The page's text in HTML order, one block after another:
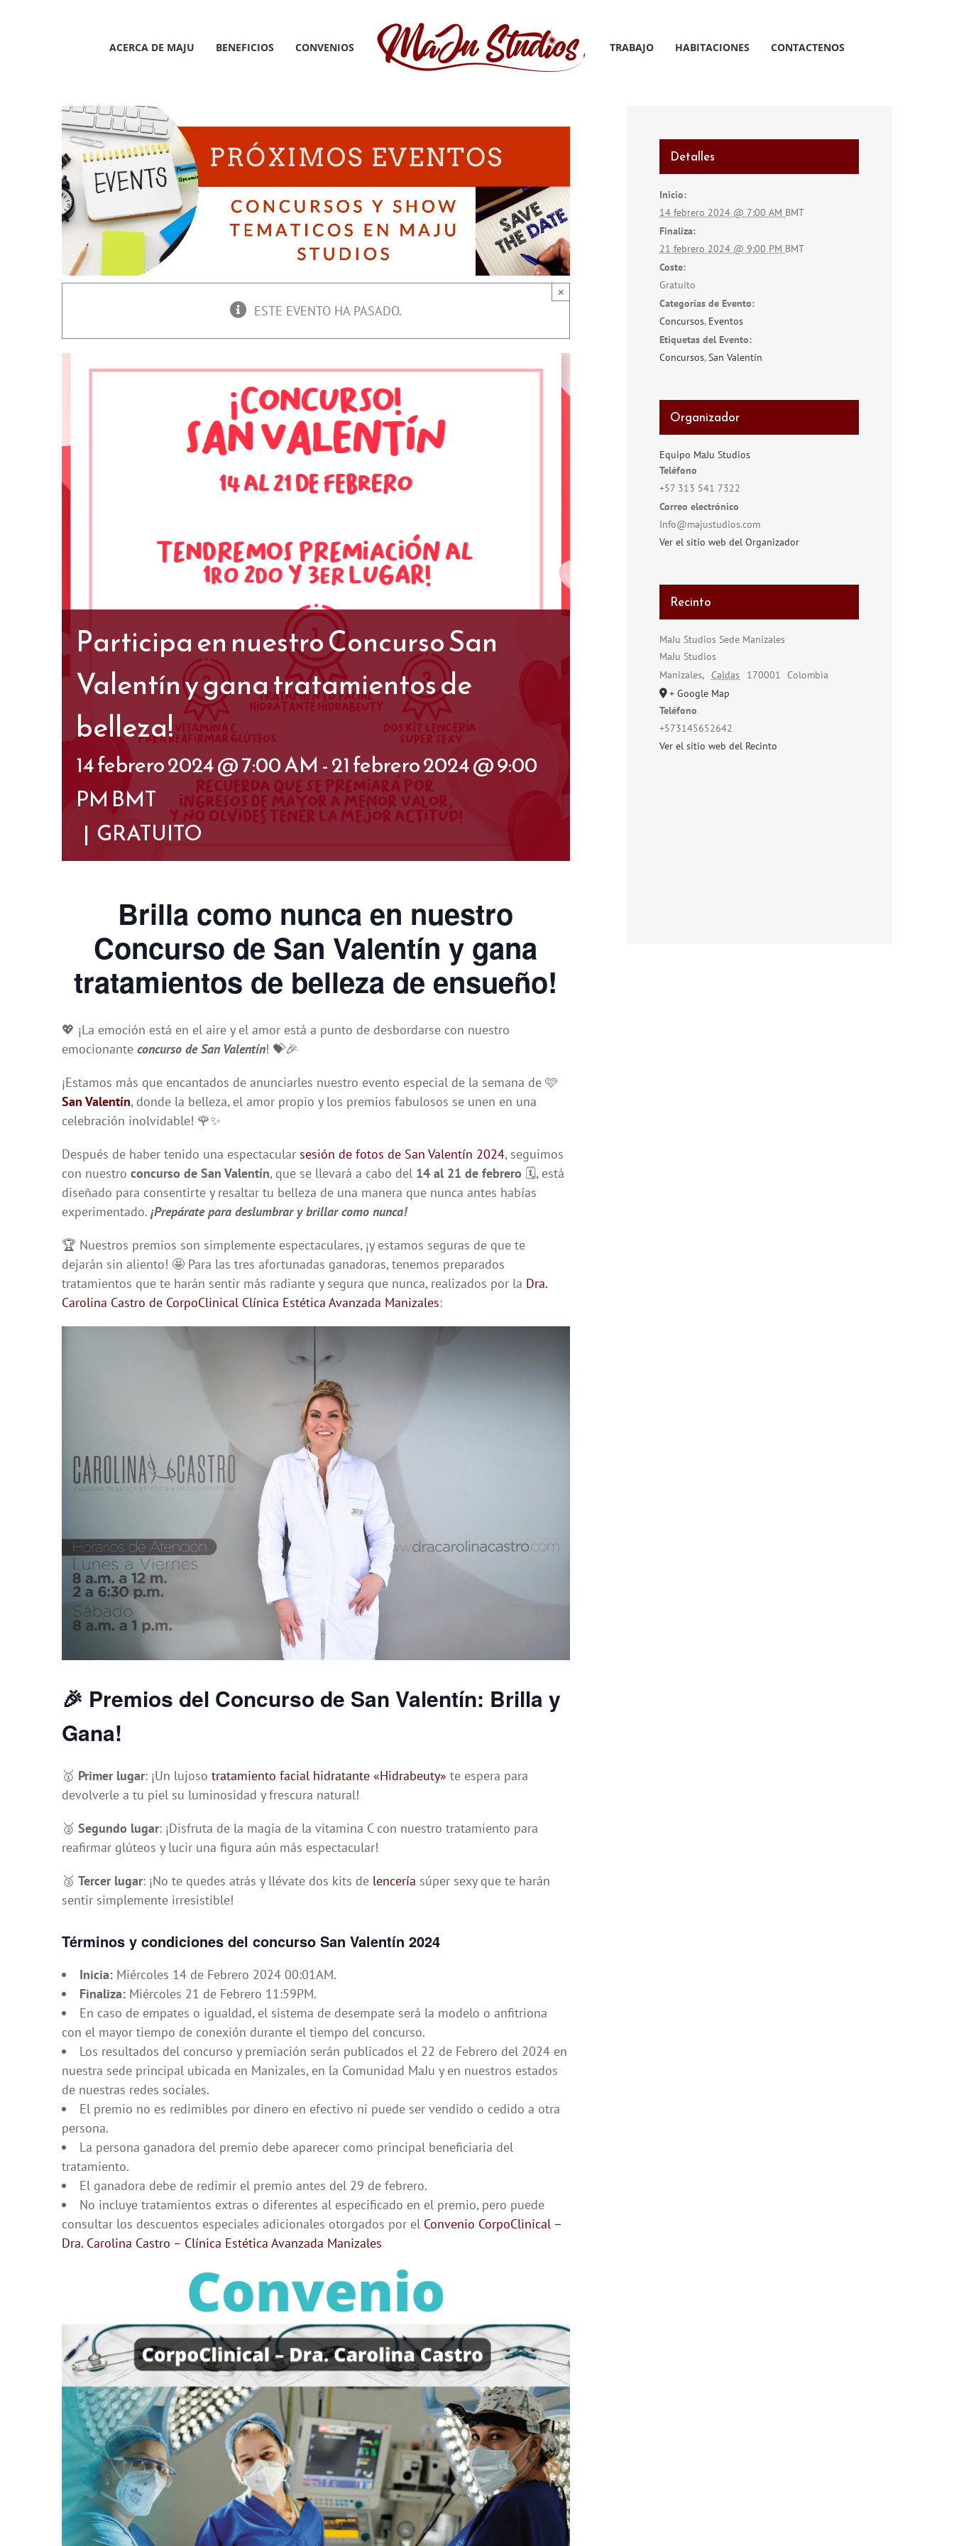
ACERCA DE MAJU BENEFICIOS CONVENIOS TRABAJO HABITACIONES CONTACTENOS
ESTE EVENTO HA PASADO.
×
Participa en nuestro Concurso San
Valentín y gana tratamientos de
belleza!
14 febrero 2024 @ 7:00 AM -21 febrero 2024 @ 9:00
PM BMT
| GRATUITO
Brilla como nunca en nuestro
Concurso de San Valentín y gana
tratamientos de belleza de ensueño!
💖 ¡La emoción está en el aire y el amor está a punto de desbordarse con nuestro
emocionante concurso de San Valentín! 💝🎉
¡Estamos más que encantados de anunciarles nuestro evento especial de la semana de 🩷
San Valentín, donde la belleza, el amor propio y los premios fabulosos se unen en una
celebración inolvidable! 🌹✨
Después de haber tenido una espectacular sesión de fotos de San Valentín 2024, seguimos
con nuestro concurso de San Valentín, que se llevará a cabo del 14 al 21 de febrero 🗓️, está
diseñado para consentirte y resaltar tu belleza de una manera que nunca antes habías
experimentado. ¡Prepárate para deslumbrar y brillar como nunca!
🏆 Nuestros premios son simplemente espectaculares, ¡y estamos seguras de que te
dejarán sin aliento! 🤩 Para las tres afortunadas ganadoras, tenemos preparados
tratamientos que te harán sentir más radiante y segura que nunca, realizados por la Dra.
Carolina Castro de CorpoClinical Clínica Estética Avanzada Manizales:
🎉 Premios del Concurso de San Valentín: Brilla y
Gana!
🥇 Primer lugar: ¡Un lujoso tratamiento facial hidratante «Hidrabeuty» te espera para
devolverle a tu piel su luminosidad y frescura natural!
🥈 Segundo lugar: ¡Disfruta de la magia de la vitamina C con nuestro tratamiento para
reafirmar glúteos y lucir una figura aún más espectacular!
🥉 Tercer lugar: ¡No te quedes atrás y llévate dos kits de lencería súper sexy que te harán
sentir simplemente irresistible!
Términos y condiciones del concurso San Valentín 2024
Inicia: Miércoles 14 de Febrero 2024 00:01AM.
Finaliza: Miércoles 21 de Febrero 11:59PM.
En caso de empates o igualdad, el sistema de desempate será la modelo o anfitriona
con el mayor tiempo de conexión durante el tiempo del concurso.
Los resultados del concurso y premiación serán publicados el 22 de Febrero del 2024 en
nuestra sede principal ubicada en Manizales, en la Comunidad MaJu y en nuestros estados
de nuestras redes sociales.
El premio no es redimibles por dinero en efectivo ni puede ser vendido o cedido a otra
persona.
La persona ganadora del premio debe aparecer como principal beneficiaria del
tratamiento.
El ganadora debe de redimir el premio antes del 29 de febrero.
No incluye tratamientos extras o diferentes al especificado en el premio, pero puede
consultar los descuentos especiales adicionales otorgados por el Convenio CorpoClinical –
Dra. Carolina Castro – Clínica Estética Avanzada Manizales
Detalles
Inicio:
14 febrero 2024 @ 7:00 AM BMT
Finaliza:
21 febrero 2024 @ 9:00 PM BMT
Coste:
Gratuito
Categorías de Evento:
Concursos, Eventos
Etiquetas del Evento:
Concursos,San Valentín
Organizador
Equipo MaJu Studios
Teléfono
+57 313 541 7322
Correo electrónico
Info@majustudios.com
Ver el sitio web del Organizador
Recinto
MaJu Studios Sede Manizales
MaJu Studios
Manizales, Caldas 170001 Colombia
+ Google Map
Teléfono
+573145652642
Ver el sitio web del Recinto